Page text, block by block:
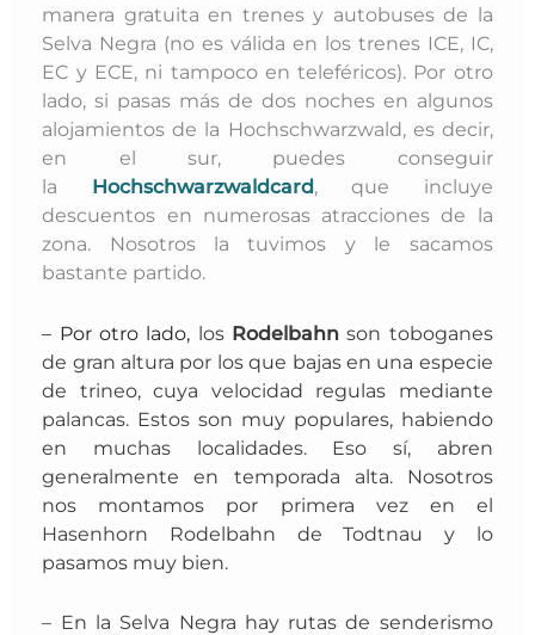
manera gratuita en trenes y autobuses de la
Selva Negra (no es válida en los trenes ICE, IC,
EC y ECE, ni tampoco en teleféricos). Por otro
lado, si pasas más de dos noches en algunos
alojamientos de la Hochschwarzwald, es decir,
en el sur, puedes conseguir
la Hochschwarzwaldcard, que incluye
descuentos en numerosas atracciones de la
zona. Nosotros la tuvimos y le sacamos
bastante partido.
– Por otro lado, losRodelbahnson toboganes
de gran altura por los que bajas en una especie
de trineo, cuya velocidad regulas mediante
palancas. Estos son muy populares, habiendo
en muchas localidades. Eso sí, abren
generalmente en temporada alta. Nosotros
nos montamos por primera vez en el
Hasenhorn Rodelbahn de Todtnau y lo
pasamos muy bien.
– En la Selva Negra hay rutas de senderismo